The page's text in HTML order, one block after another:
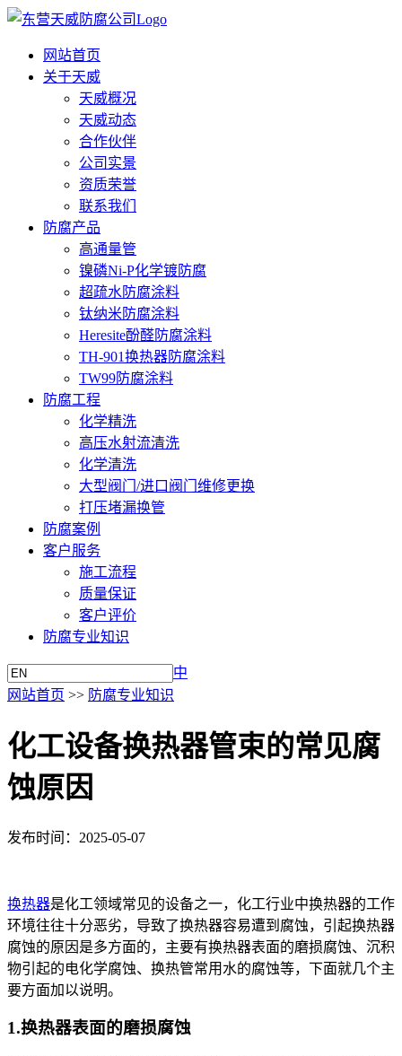
网站首页
关于天威
天威概况
天威动态
合作伙伴
公司实景
资质荣誉
联系我们
防腐产品
高通量管
镍磷Ni-P化学镀防腐
超疏水防腐涂料
钛纳米防腐涂料
Heresite酚醛防腐涂料
TH-901换热器防腐涂料
TW99防腐涂料
防腐工程
化学精洗
高压水射流清洗
化学清洗
大型阀门/进口阀门维修更换
打压堵漏换管
防腐案例
客户服务
施工流程
质量保证
客户评价
防腐专业知识
中
网站首页 >> 防腐专业知识
化工设备换热器管束的常见腐
蚀原因
发布时间：2025-05-07
换热器是化工领域常见的设备之一，化工行业中换热器的工作
环境往往十分恶劣，导致了换热器容易遭到腐蚀，引起换热器
腐蚀的原因是多方面的，主要有换热器表面的磨损腐蚀、沉积
物引起的电化学腐蚀、换热管常用水的腐蚀等，下面就几个主
要方面加以说明。
1.换热器表面的磨损腐蚀